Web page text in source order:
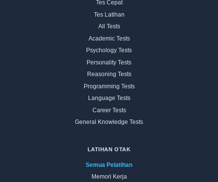
Tes Cepat
Tes Latihan
All Tests
Academic Tests
Psychology Tests
Personality Tests
Reasoning Tests
Programming Tests
Language Tests
Career Tests
General Knowledge Tests
LATIHAN OTAK
Semua Pelatihan
Memori Kerja